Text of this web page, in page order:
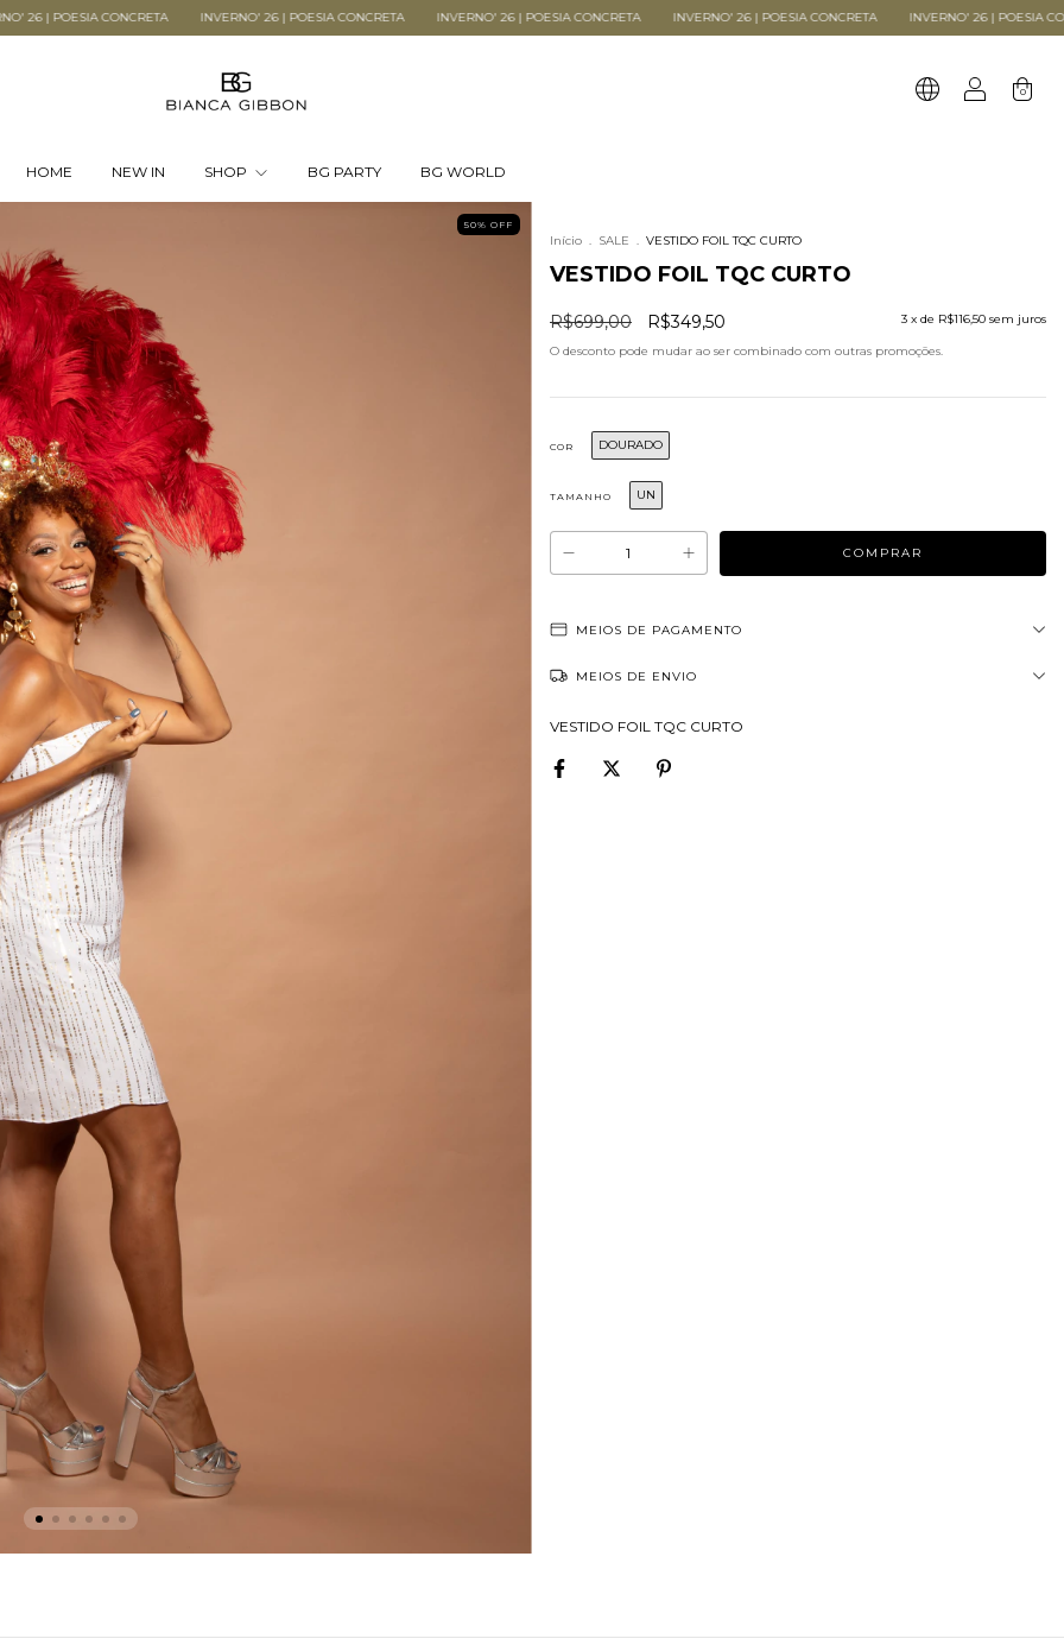
INVERNO' 26 | POESIA CONCRETA INVERNO' 26 | POESIA CONCRETA INVERNO' 26 | POESIA CONCRETA INVERNO' 26 | POESIA CONCRETA INVERNO'
0
HOME NEW IN SHOP BG PARTY BG WORLD
50% OFF
Início . SALE . VESTIDO FOIL TQC CURTO
VESTIDO FOIL TQC CURTO
R$699,00 R$349,50 3 x de R$116,50 sem juros
O desconto pode mudar ao ser combinado com outras promoções.
COR DOURADO
TAMANHO UN
MEIOS DE PAGAMENTO
MEIOS DE ENVIO
VESTIDO FOIL TQC CURTO